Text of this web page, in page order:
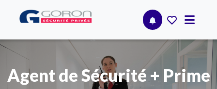
Agent de Sécurité + Prime